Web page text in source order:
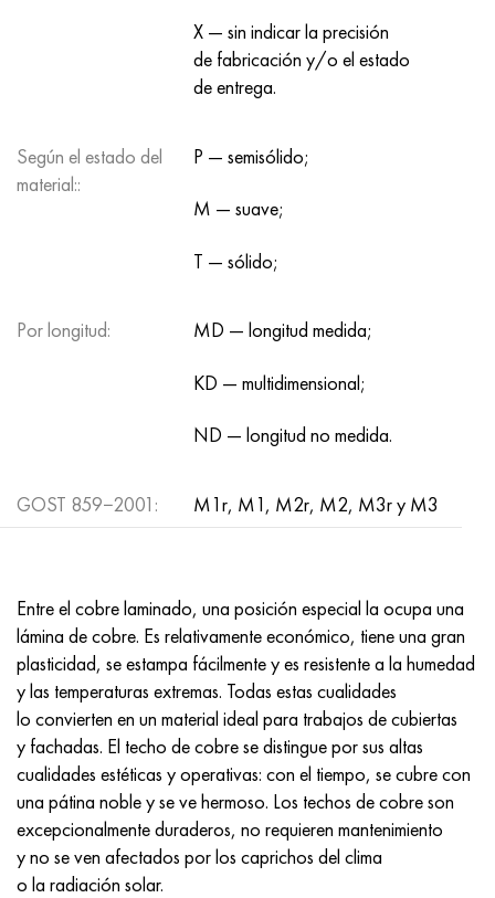
X — sin indicar la precisión
de fabricación y/o el estado
de entrega.
Según el estado del
material::
P — semisólido;
M — suave;
T — sólido;
Por longitud: MD — longitud medida;
KD — multidimensional;
ND — longitud no medida.
GOST 859−2001: M1r, M1, M2r, M2, M3r y M3
Entre el cobre laminado, una posición especial la ocupa una
lámina de cobre. Es relativamente económico, tiene una gran
plasticidad, se estampa fácilmente y es resistente a la humedad
y las temperaturas extremas. Todas estas cualidades
lo convierten en un material ideal para trabajos de cubiertas
y fachadas. El techo de cobre se distingue por sus altas
cualidades estéticas y operativas: con el tiempo, se cubre con
una pátina noble y se ve hermoso. Los techos de cobre son
excepcionalmente duraderos, no requieren mantenimiento
y no se ven afectados por los caprichos del clima
o la radiación solar.